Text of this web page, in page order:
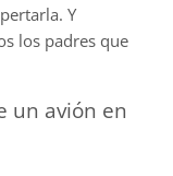
Y
los padres que
un avión en